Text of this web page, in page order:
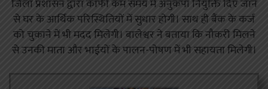
जिला प्रशासन द्वारा काफी कम समय में अनुकंपा नियुक्ति दिए जाने
से घर के आर्थिक परिस्थितियों में सुधार होगी। साथ ही बैंक के कर्ज
को चुकाने में भी मदद मिलेगी। बालेश्वर ने बताया कि नौकरी मिलने
से उनकी माता और भाईयों के पालन-पोषण में भी सहायता मिलेगी।